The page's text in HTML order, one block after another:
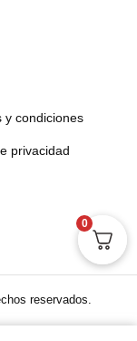
y condiciones
privacidad
reservados.
0